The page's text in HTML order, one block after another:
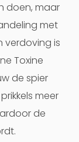
doen, maar
met
verdoving is
Toxine
de spier
meer
de